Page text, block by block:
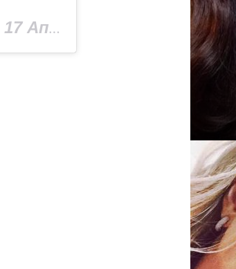
17 Апр 2019 в 12:27 PDT